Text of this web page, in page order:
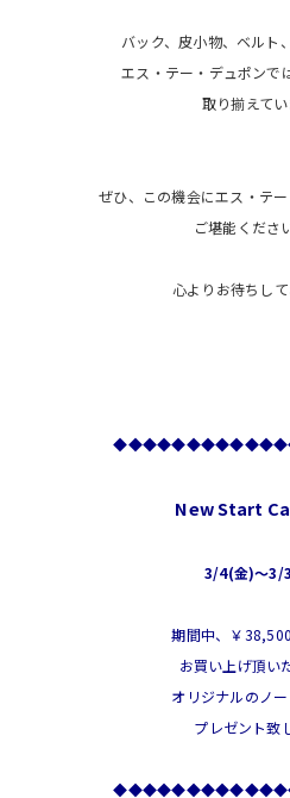
バック、皮小物、ベルト
エス・テー・デュポンで
取り揃えてい
ぜひ、この機会にエス・テ
ご堪能くださ
心よりお待ちして
New Start
3/4(金)～3/
期間中、￥
お買い上げ頂い
オリジナルのノ
プレゼント致